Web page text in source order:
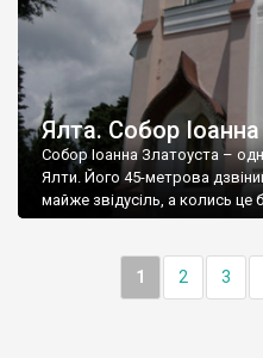
Ялта. Собор
Собор Іоанна Златоуста –
Ялти. Його 45-метрова
майже звідусіль, а колись це
1 2 3